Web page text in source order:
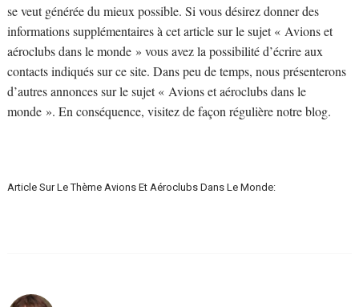
se veut générée du mieux possible. Si vous désirez donner des
informations supplémentaires à cet article sur le sujet « Avions et
aéroclubs dans le monde » vous avez la possibilité d’écrire aux
contacts indiqués sur ce site. Dans peu de temps, nous présenterons
d’autres annonces sur le sujet « Avions et aéroclubs dans le
monde ». En conséquence, visitez de façon régulière notre blog.
Article Sur Le Thème Avions Et Aéroclubs Dans Le Monde: